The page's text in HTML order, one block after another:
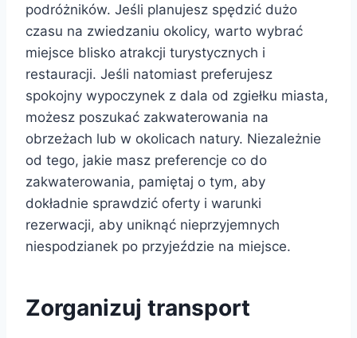
podróżników. Jeśli planujesz spędzić dużo
czasu na zwiedzaniu okolicy, warto wybrać
miejsce blisko atrakcji turystycznych i
restauracji. Jeśli natomiast preferujesz
spokojny wypoczynek z dala od zgiełku miasta,
możesz poszukać zakwaterowania na
obrzeżach lub w okolicach natury. Niezależnie
od tego, jakie masz preferencje co do
zakwaterowania, pamiętaj o tym, aby
dokładnie sprawdzić oferty i warunki
rezerwacji, aby uniknąć nieprzyjemnych
niespodzianek po przyjeździe na miejsce.
Zorganizuj transport